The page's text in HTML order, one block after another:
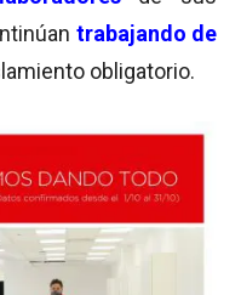
trabajando de
obligatorio.